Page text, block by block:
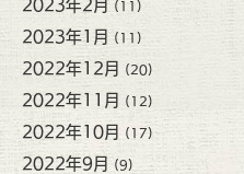
2023年2月 (11)
2023年1月 (11)
2022年12月 (20)
2022年11月 (12)
2022年10月 (17)
2022年9月 (9)